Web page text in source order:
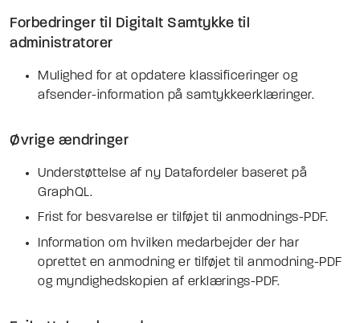
Forbedringer til Digitalt Samtykke til
administratorer
Mulighed for at opdatere klassificeringer og
afsender-information på samtykkeerklæringer.
Øvrige ændringer
Understøttelse af ny Datafordeler baseret på
GraphQL.
Frist for besvarelse er tilføjet til anmodnings-PDF.
Information om hvilken medarbejder der har
oprettet en anmodning er tilføjet til anmodning-PDF
og myndighedskopien af erklærings-PDF.